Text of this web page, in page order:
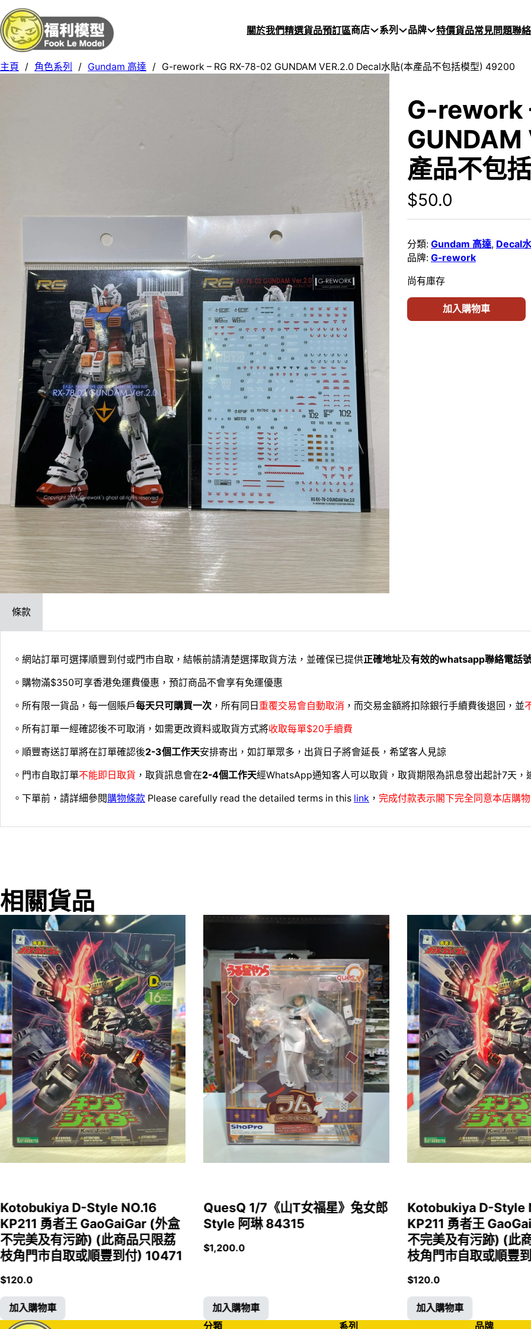
關於我們精選貨品預訂區商店 系列 品牌 特價貨品常見問題聯
主頁 / 角色系列 / Gundam 高達 / G-rework – RG RX-78-02 GUNDAM VER.2.0 Decal水貼(本產品不包括模型) 49200
G-rework
產品不包
$50.0
分類: Gundam 高達, Decal
品牌: G-rework
尚有庫存
加入購物車
條款
。網站訂單可選擇順豐到付或門市自取，結帳前請清楚選擇取貨方法，並確保已提供正確地址及有效的whatsapp聯絡電話
。購物滿$350可享香港免運費優惠，預訂商品不會享有免運優惠
。所有限一貨品，每一個賬戶每天只可購買一次 ，所有同日 重覆交易會自動取消 ，而交易金額將扣除銀行手續費後退回，並
。所有訂單一經確認後不可取消，如需更改資料或取貨方式將收取每單$20手續費
。順豐寄送訂單將在訂單確認後2-3個工作天安排寄出，如訂單眾多，出貨日子將會延長，希望客人見諒
。門市自取訂單不能即日取貨 ，取貨訊息會在2-4個工作天經WhatsApp通知客人可以取貨，取貨期限為訊息發出起計7天，
。下單前，請詳細參閱購物條款 Please carefully read the detailed terms in this link ， 完成付款表示閣下完全同意本店購
相關貨品
Kotobukiya D-Style NO.16
KP211 勇者王 GaoGaiGar (外盒
不完美及有污跡) (此商品只限荔
枝角門市自取或順豐到付) 10471
$120.0
加入購物車
QuesQ 1/7《山T女福星》兔女郎
Style 阿琳 84315
$1,200.0
加入購物車
Kotobukiya D-Style
KP211 勇者王
不完美及有污跡) (此
枝角門市自取或順豐
$120.0
加入購物車
分類
系列 品牌